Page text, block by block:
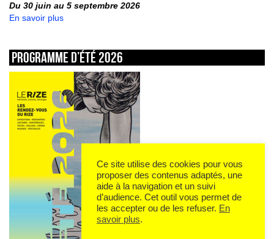
Du 30 juin au 5 septembre 2026
En savoir plus
Programme d’été 2026
Ce site utilise des cookies pour vous
proposer des contenus adaptés, une
aide à la navigation et un suivi
d’audience. Cet outil vous permet de
les accepter ou de les refuser. En
savoir plus.